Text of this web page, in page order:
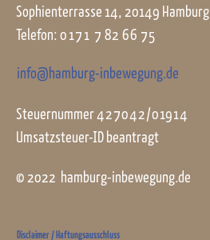
info@hamburg-inbewegung.de
Sophienterrasse 14, 20149 Hamburg
Telefon:0171 7 82 66 75
Steuernummer427042/01914
Umsatzsteuer-ID beantragt
Disclaimer / Haftungsausschluss
© 2022 hamburg-inbewegung.de